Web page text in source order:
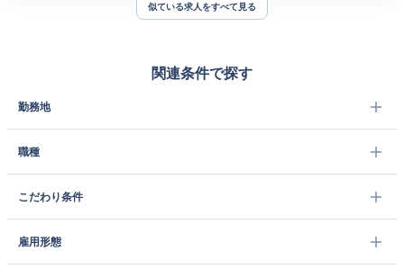
似ている求人をすべて見る
関連条件で探す
勤務地
職種
こだわり条件
雇用形態